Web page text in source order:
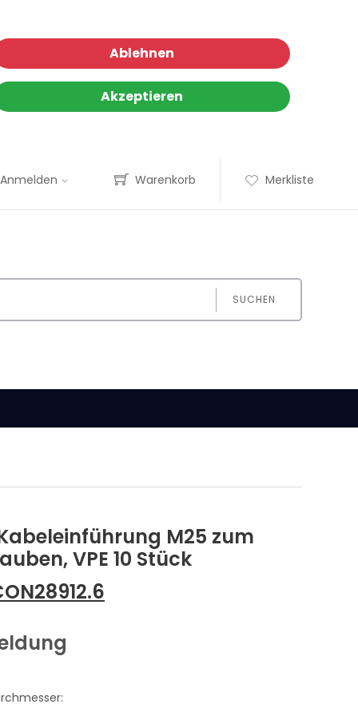
Ablehnen
Akzeptieren
Anmelden Warenkorb Merkliste
SUCHEN
M25 zum
VPE 10 Stück